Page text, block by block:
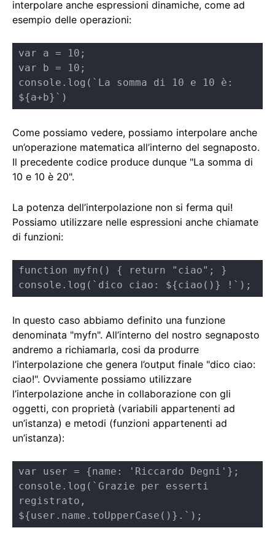
interpolare anche espressioni dinamiche, come ad
esempio delle operazioni:
var a = 10;
var b = 10;
console.log(`La somma di 10 e 10 è:
${a+b}`)
Come possiamo vedere, possiamo interpolare anche
un’operazione matematica all’interno del segnaposto.
Il precedente codice produce dunque "La somma di
10 e 10 è 20".
La potenza dell’interpolazione non si ferma qui!
Possiamo utilizzare nelle espressioni anche chiamate
di funzioni:
function myfn() { return "ciao"; }
console.log(`dico ciao: ${ciao()} !`);
In questo caso abbiamo definito una funzione
denominata "myfn". All’interno del nostro segnaposto
andremo a richiamarla, cosi da produrre
l’interpolazione che genera l’output finale "dico ciao:
ciao!". Ovviamente possiamo utilizzare
l’interpolazione anche in collaborazione con gli
oggetti, con proprietà (variabili appartenenti ad
un’istanza) e metodi (funzioni appartenenti ad
un’istanza):
var user = {name: 'Riccardo Degni'};
console.log(`Grazie per esserti
registrato,
${user.name.toUpperCase()}.`);